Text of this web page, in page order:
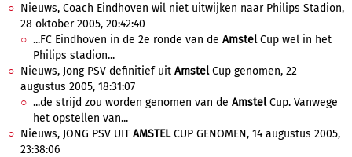
Nieuws, Coach Eindhoven wil niet uitwijken naar Philips Stadion,
28 oktober 2005, 20:42:40
...FC Eindhoven in de 2e ronde van de AmstelCup wel in het
Philips stadion...
Nieuws, Jong PSV definitief uit AmstelCup genomen, 22
augustus 2005, 18:31:07
...de strijd zou worden genomen van de AmstelCup. Vanwege
het opstellen van...
Nieuws, JONG PSV UIT AMSTELCUP GENOMEN, 14 augustus 2005,
23:38:06